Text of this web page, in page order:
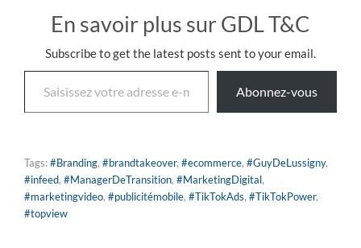
En savoir plus sur GDL T&C
Subscribe to get the latest posts sent to your email.
Abonnez-vous
Tags:#Branding, #brandtakeover, #ecommerce, #GuyDeLussigny,
#infeed, #ManagerDeTransition, #MarketingDigital,
#marketingvideo, #publicitémobile, #TikTokAds, #TikTokPower,
#topview